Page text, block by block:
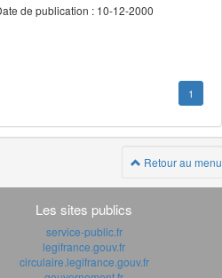
de publication : 10-12-2000
1
Retour au menu
Les sites publics
service-public.fr
legifrance.gouv.fr
circulaire.legifrance.gouv.fr